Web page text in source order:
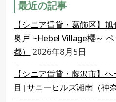
最近の記事
【シニア賃貸・葛飾区】
奥戸 ~Hebel Village櫻～
都）
2026年8月5日
【シニア賃貸・藤沢市】
目|サニーヒルズ湘南（神奈